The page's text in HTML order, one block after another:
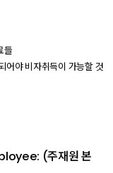
들
어야 비자취득이 가능할 것
(주재원 본